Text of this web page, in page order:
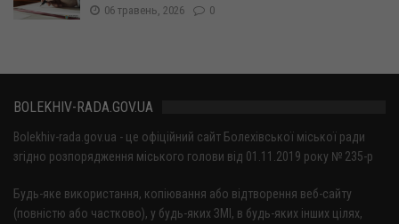
06 травень, 2026 0
BOLEKHIV-RADA.GOV.UA
Bolekhiv-rada.gov.ua - це офіційний сайт Болехівської міської ради
згідно розпорядження міського голови від 01.11.2019 року № 235-р
Будь-яке використання, копіювання або відтворення веб-сайту
(повністю або частково), у будь-яких ЗМІ, в будь-яких інших цілях,